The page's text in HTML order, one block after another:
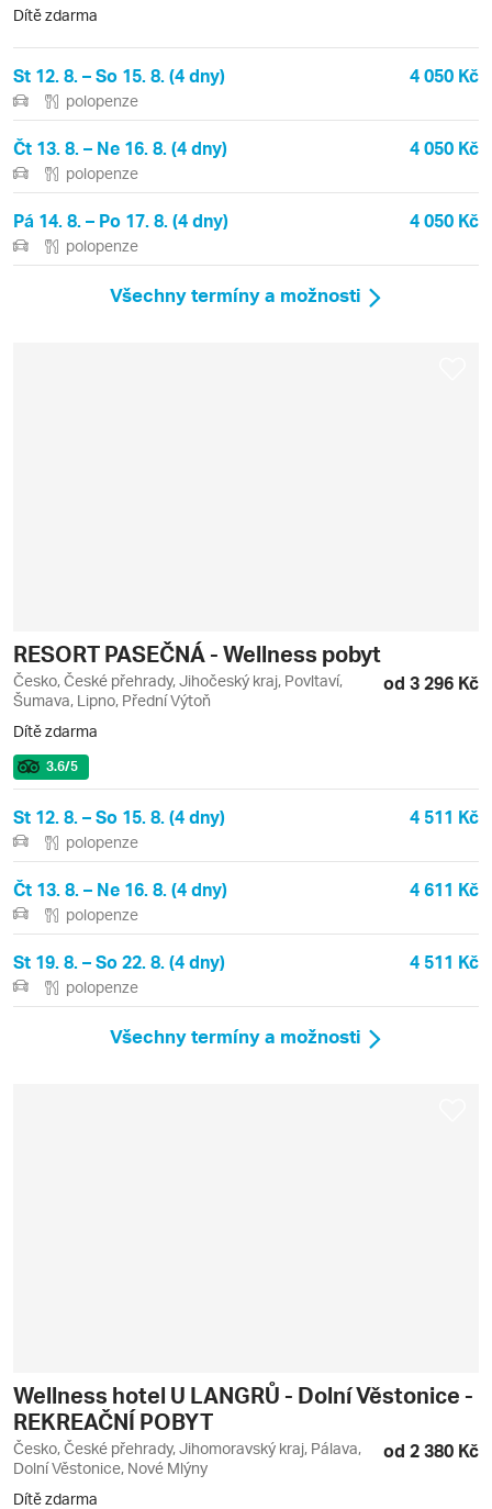
Dítě zdarma
St 12. 8. – So 15. 8. (4 dny) 4 050 Kč
polopenze
Čt 13. 8. – Ne 16. 8. (4 dny) 4 050 Kč
polopenze
Pá 14. 8. – Po 17. 8. (4 dny) 4 050 Kč
polopenze
Všechny termíny a možnosti
RESORT PASEČNÁ - Wellness pobyt
Česko, České přehrady, Jihočeský kraj, Povltaví,
Šumava, Lipno, Přední Výtoň
od 3 296 Kč
Dítě zdarma
3.6/5
St 12. 8. – So 15. 8. (4 dny) 4 511 Kč
polopenze
Čt 13. 8. – Ne 16. 8. (4 dny) 4 611 Kč
polopenze
St 19. 8. – So 22. 8. (4 dny) 4 511 Kč
polopenze
Všechny termíny a možnosti
Wellness hotel U LANGRŮ - Dolní Věstonice -
REKREAČNÍ POBYT
Česko, České přehrady, Jihomoravský kraj, Pálava,
Dolní Věstonice, Nové Mlýny
od 2 380 Kč
Dítě zdarma